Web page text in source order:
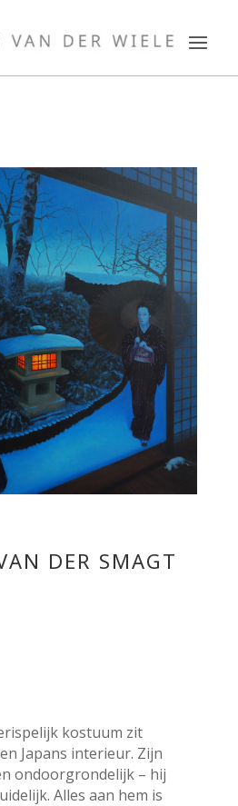
DER SMAGT
kostuum zit
Japans interieur. Zijn
ondoorgrondelijk – hij
Alles aan hem is